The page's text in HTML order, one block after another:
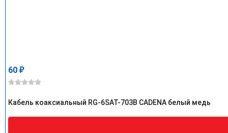
60 ₽
Кабель коаксиальный RG-6SAT-703B CADENA белый медь